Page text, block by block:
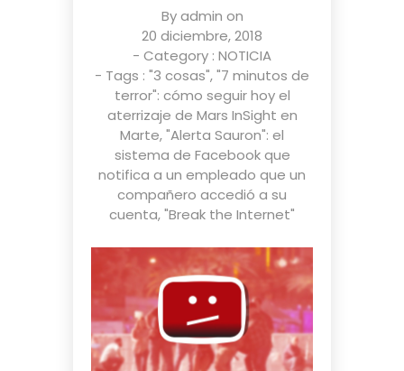
Byadmin on
20 diciembre, 2018
- Category : NOTICIA
- Tags : "3 cosas","7 minutos de
terror": cómo seguir hoy el
aterrizaje de Mars InSight en
Marte,"Alerta Sauron": el
sistema de Facebook que
notifica a un empleado que un
compañero accedió a su
cuenta,"Break the Internet"